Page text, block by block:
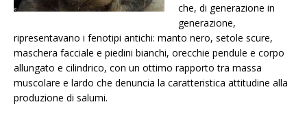
che, di generazione in
generazione,
ripresentavano i fenotipi antichi: manto nero, setole scure,
maschera facciale e piedini bianchi, orecchie pendule e corpo
allungato e cilindrico, con un ottimo rapporto tra massa
muscolare e lardo che denuncia la caratteristica attitudine alla
produzione di salumi.